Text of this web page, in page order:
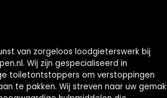
van zorgeloos loodgieterswerk bij
Wij zijn gespecialiseerd in
toiletontstoppers om verstoppingen
te pakken. Wij streven naar uw gemak